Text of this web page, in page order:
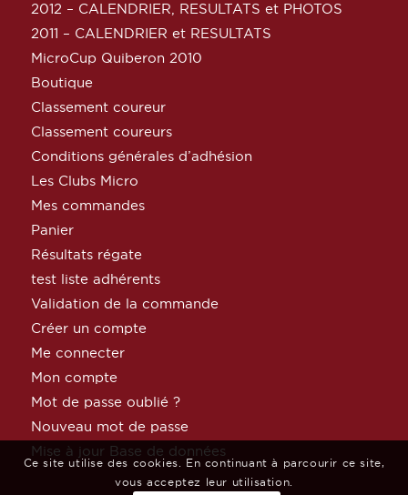
2012 – CALENDRIER, RESULTATS et PHOTOS
2011 – CALENDRIER et RESULTATS
MicroCup Quiberon 2010
Boutique
Classement coureur
Classement coureurs
Conditions générales d’adhésion
Les Clubs Micro
Mes commandes
Panier
Résultats régate
test liste adhérents
Validation de la commande
Créer un compte
Me connecter
Mon compte
Mot de passe oublié ?
Nouveau mot de passe
Mise à jour Base de données
Ce site utilise des cookies. En continuant à parcourir ce site,
vous acceptez leur utilisation.